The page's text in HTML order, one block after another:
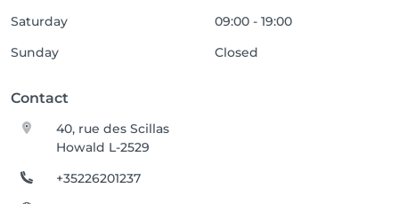
Saturday
09:00 - 19:00
Sunday
Closed
Contact
40, rue des Scillas
Howald L-2529
+35226201237